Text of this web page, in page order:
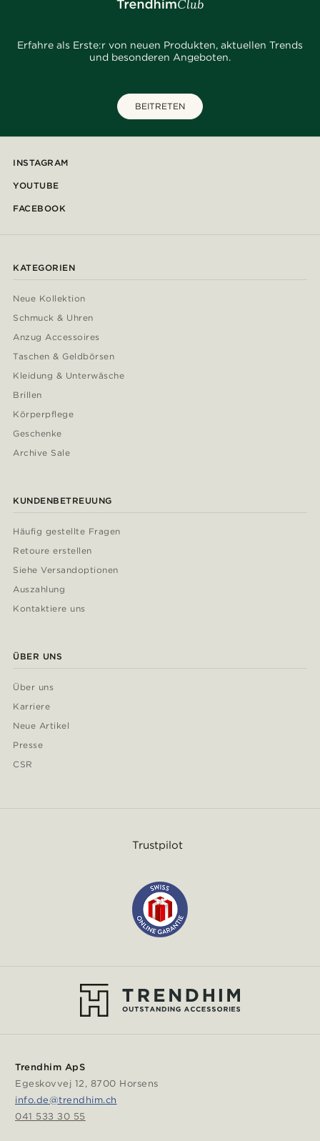
Erfahre als Erste:r von neuen Produkten, aktuellen Trends
und besonderen Angeboten.
BEITRETEN
INSTAGRAM
YOUTUBE
FACEBOOK
KATEGORIEN
Neue Kollektion
Schmuck & Uhren
Anzug Accessoires
Taschen & Geldbörsen
Kleidung & Unterwäsche
Brillen
Körperpflege
Geschenke
Archive Sale
KUNDENBETREUUNG
Häufig gestellte Fragen
Retoure erstellen
Siehe Versandoptionen
Auszahlung
Kontaktiere uns
ÜBER UNS
Über uns
Karriere
Neue Artikel
Presse
CSR
Trustpilot
Trendhim ApS
Egeskovvej 12, 8700 Horsens
info.de@trendhim.ch
041 533 30 55